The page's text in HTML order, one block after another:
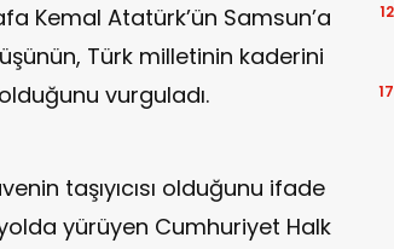
Kemal Atatürk’ün Samsun’a
Türk milletinin kaderini
vurguladı.
taşıyıcısı olduğunu ifade
yürüyen Cumhuriyet Halk